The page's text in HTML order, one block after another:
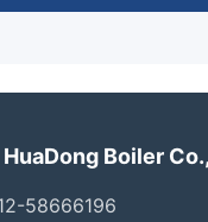
Boiler
58666196